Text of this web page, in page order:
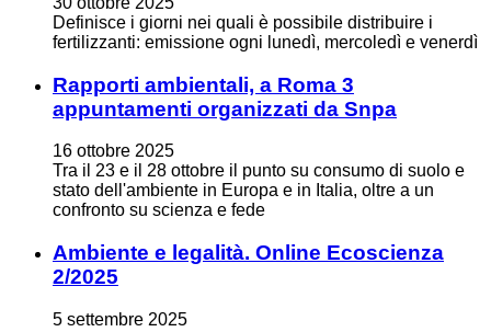
Definisce i giorni nei quali è possibile distribuire i
fertilizzanti: emissione ogni lunedì, mercoledì e venerdì
Rapporti ambientali, a Roma 3
appuntamenti organizzati da Snpa
16 ottobre 2025
Tra il 23 e il 28 ottobre il punto su consumo di suolo e
stato dell'ambiente in Europa e in Italia, oltre a un
confronto su scienza e fede
Ambiente e legalità. Online Ecoscienza
2/2025
5 settembre 2025